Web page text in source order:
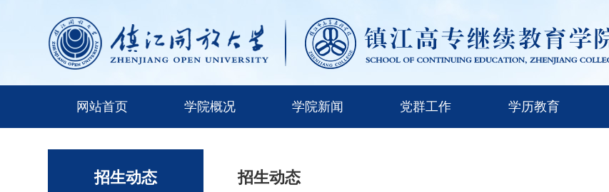
网站首页 学院概况 学院新闻 党群工作 学历教育
招生动态 招生动态